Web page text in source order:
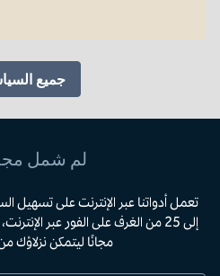
جميع
لم شمل
إلى 25 من الغرف على الفور عبر
مجانًا ليتمكن نزلاؤك